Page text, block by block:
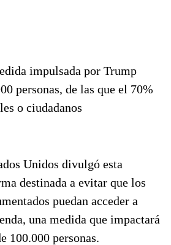
impulsada por Trump
personas, de las que el 70%
o ciudadanos
Unidos divulgó esta
destinada a evitar que los
puedan acceder a
una medida que impactará
100.000 personas.